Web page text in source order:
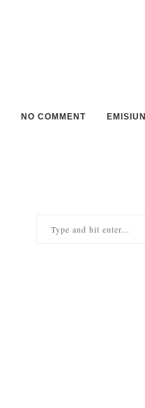
NO COMMENT EMISIUNI